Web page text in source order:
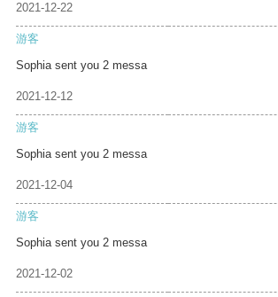
2021-12-22
游客
Sophia sent you 2 messa
2021-12-12
游客
Sophia sent you 2 messa
2021-12-04
游客
Sophia sent you 2 messa
2021-12-02